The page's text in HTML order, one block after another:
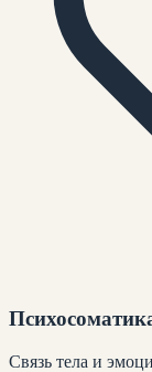
Связь тела и